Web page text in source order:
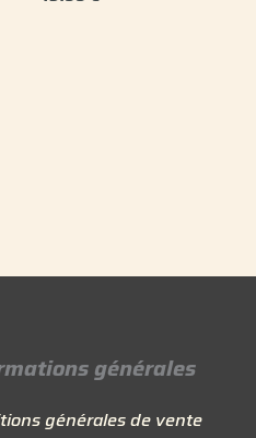
générales
générales de vente